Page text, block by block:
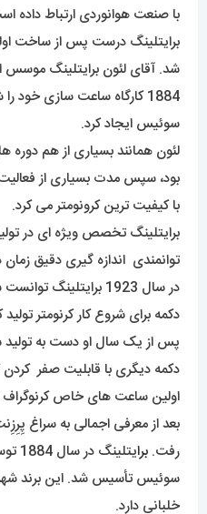
با صنعت هوانوردی ارتباط داده
برایتلینگ درست پس از ساخت
شد. آقای لئون برایتلینگ
سوئیس ایجاد کرد.
لئون همانند بسیاری از هم
بود، سپس مدت بسیاری از
با کیفیت ترین کرونومتر می کرد.
برایتلینگ تخصص ویژه ای در
توانمندی اندازه گیری دقیق
در سال 1923
دکمه برای شروع کار کرنومتر تولید
پس از یک سال او دست به تولید
دکمه دیگری با قابلیت صفر کردن
اولین ساعت های خاص کرنوگراف
بعد از معرفی اجمالی به سراغ
رفت. برا
سوئیس تأسیس شد. این برند
خلبانی دارد.